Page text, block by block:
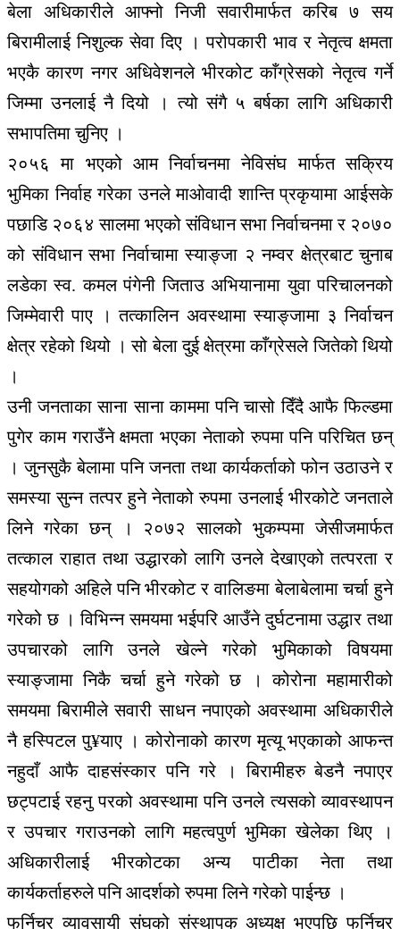
बेला अधिकारीले आफ्नो निजी सवारीमार्फत करिब ७ सय
बिरामीलाई निशुल्क सेवा दिए । परोपकारी भाव र नेतृत्व क्षमता
भएकै कारण नगर अधिवेशनले भीरकोट काँग्रेसको नेतृत्व गर्ने
जिम्मा उनलाई नै दियो । त्यो संगै ५ बर्षका लागि अधिकारी
सभापतिमा चुनिए ।
२०५६ मा भएको आम निर्वाचनमा नेविसंघ मार्फत सक्रिय
भुमिका निर्वाह गरेका उनले माओवादी शान्ति प्रकृयामा आईसके
पछाडि २०६४ सालमा भएको संविधान सभा निर्वाचनमा र २०७०
को संविधान सभा निर्वाचामा स्याङ्जा २ नम्वर क्षेत्रबाट चुनाब
लडेका स्व. कमल पंगेनी जिताउ अभियानामा युवा परिचालनको
जिम्मेवारी पाए । तत्कालिन अवस्थामा स्याङ्जामा ३ निर्वाचन
क्षेत्र रहेको थियो । सो बेला दुई क्षेत्रमा काँग्रेसले जितेको थियो
।
उनी जनताका साना साना काममा पनि चासो दिँदै आफै फिल्डमा
पुगेर काम गराउँने क्षमता भएका नेताको रुपमा पनि परिचित छन्
। जुनसुकै बेलामा पनि जनता तथा कार्यकर्ताको फोन उठाउने र
समस्या सुन्न तत्पर हुने नेताको रुपमा उनलाई भीरकोटे जनताले
लिने गरेका छन् । २०७२ सालको भुकम्पमा जेसीजमार्फत
तत्काल राहात तथा उद्धारको लागि उनले देखाएको तत्परता र
सहयोगको अहिले पनि भीरकोट र वालिङमा बेलाबेलामा चर्चा हुने
गरेको छ । विभिन्न समयमा भईपरि आउँने दुर्घटनामा उद्धार तथा
उपचारको लागि उनले खेल्ने गरेको भुमिकाको विषयमा
स्याङ्जामा निकै चर्चा हुने गरेको छ । कोरोना महामारीको
समयमा बिरामीले सवारी साधन नपाएको अवस्थामा अधिकारीले
नै हस्पिटल पु¥याए । कोरोनाको कारण मृत्यू भएकाको आफन्त
नहुदाँ आफै दाहसंस्कार पनि गरे । बिरामीहरु बेडनै नपाएर
छट्पटाई रहनु परको अवस्थामा पनि उनले त्यसको व्यावस्थापन
र उपचार गराउनको लागि महत्वपुर्ण भुमिका खेलेका थिए ।
अधिकारीलाई भीरकोटका अन्य पाटीका नेता तथा
कार्यकर्ताहरुले पनि आदर्शको रुपमा लिने गरेको पाईन्छ ।
फर्निचर व्यावसायी संघको संस्थापक अध्यक्ष भएपछि फर्निचर